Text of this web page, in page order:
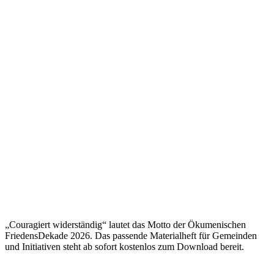
„Couragiert widerständig“ lautet das Motto der Ökumenischen
FriedensDekade 2026. Das passende Materialheft für Gemeinden
und Initiativen steht ab sofort kostenlos zum Download bereit.